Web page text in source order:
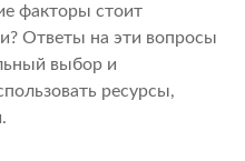
факторы стоит
Ответы на эти вопросы
выбор и
ресурсы,